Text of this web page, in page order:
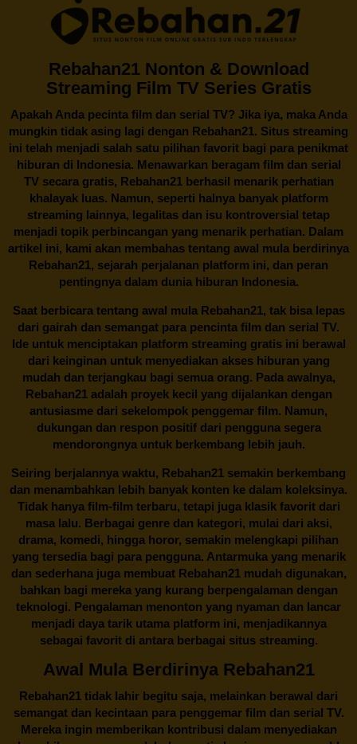
Rebahan21 Nonton & Download
Streaming Film TV Series Gratis
Apakah Anda pecinta film dan serial TV? Jika iya, maka Anda
mungkin tidak asing lagi dengan Rebahan21. Situs streaming
ini telah menjadi salah satu pilihan favorit bagi para penikmat
hiburan di Indonesia. Menawarkan beragam film dan serial
TV secara gratis, Rebahan21berhasil menarik perhatian
khalayak luas. Namun, seperti halnya banyak platform
streaming lainnya, legalitas dan isu kontroversial tetap
menjadi topik perbincangan yang menarik perhatian. Dalam
artikel ini, kami akan membahas tentang awal mula berdirinya
Rebahan21, sejarah perjalanan platform ini, dan peran
pentingnya dalam dunia hiburan Indonesia.
Saat berbicara tentang awal mula Rebahan21, tak bisa lepas
dari gairah dan semangat para pencinta film dan serial TV.
Ide untuk menciptakan platform streaming gratis ini berawal
dari keinginan untuk menyediakan akses hiburan yang
mudah dan terjangkau bagi semua orang. Pada awalnya,
Rebahan21 adalah proyek kecil yang dijalankan dengan
antusiasme dari sekelompok penggemar film. Namun,
dukungan dan respon positif dari pengguna segera
mendorongnya untuk berkembang lebih jauh.
Seiring berjalannya waktu, Rebahan21 semakin berkembang
dan menambahkan lebih banyak konten ke dalam koleksinya.
Tidak hanya film-film terbaru, tetapi juga klasik favorit dari
masa lalu. Berbagai genre dan kategori, mulai dari aksi,
drama, komedi, hingga horor, semakin melengkapi pilihan
yang tersedia bagi para pengguna. Antarmuka yang menarik
dan sederhana juga membuatRebahan21mudah digunakan,
bahkan bagi mereka yang kurang berpengalaman dengan
teknologi. Pengalaman menonton yang nyaman dan lancar
menjadi daya tarik utama platform ini, menjadikannya
sebagai favorit di antara berbagai situs streaming.
Awal Mula Berdirinya Rebahan21
Rebahan21 tidak lahir begitu saja, melainkan berawal dari
semangat dan kecintaan para penggemar film dan serial TV.
Mereka ingin memberikan kontribusi dalam menyediakan